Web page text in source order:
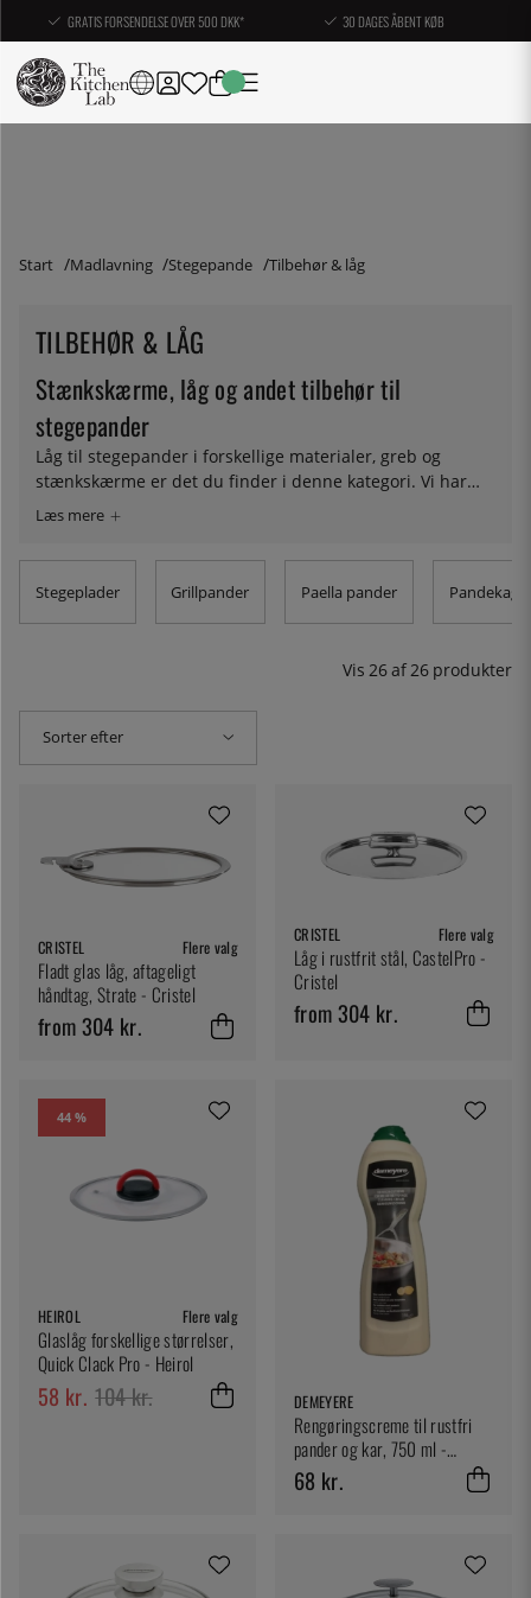
GRATIS FORSENDELSE OVER 500 DKK* 30 DAGES ÅBENT KØB
Start Madlavning Stegepande Tilbehør & låg
TILBEHØR & LÅG
Stænkskærme, låg og andet tilbehør til
stegepander
Låg til stegepander i forskellige materialer, greb og
stænkskærme er det du finder i denne kategori. Vi har
samlet alt tilbehør til de stegegryder, vi sælger.
Stegeplader Grillpander Paella pander
Vis 26af26 produkter
Sorter efter
CRISTEL Flere valg
Fladt glas låg, aftageligt
håndtag, Strate - Cristel
from 304 kr.
CRISTEL Flere valg
Låg i rustfrit stål, CastelPro -
Cristel
from 304 kr.
44 %
HEIROL Flere valg
Glaslåg forskellige størrelser,
Quick Clack Pro - Heirol
58 kr. 104 kr. DEMEYERE
Rengøringscreme til rustfri
pander og kar, 750 ml -
Demeyere
68 kr.